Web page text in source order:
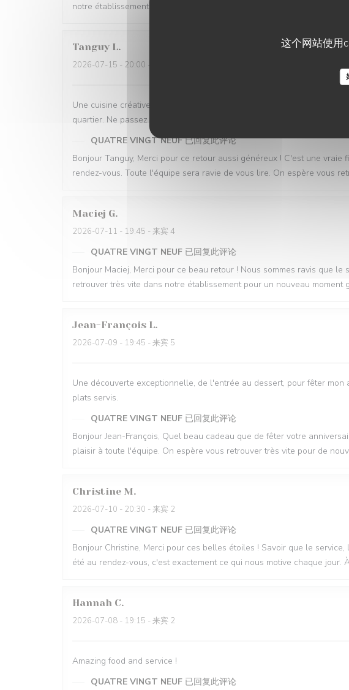
这个网站使用
notre établissement. On espère vous revoir très vite ! QVN Team
Tanguy L
2026-07-15 - 20:00 - 来宾 4
Une cuisine créative et inspirée, un service qui mêle gentillesse et
quartier. Ne passez pas à côté !
QUATRE VINGT NEUF 已回复此评论
Bonjour Tanguy, Merci pour ce retour aussi généreux ! C'est une
rendez-vous. Toute l'équipe sera ravie de vous lire. On espère vous
Maciej G
2026-07-11 - 19:45 - 来宾 4
QUATRE VINGT NEUF 已回复此评论
Bonjour Maciej, Merci pour ce beau retour ! Nous sommes ravis que
retrouver très vite dans notre établissement pour un nouveau moment
Jean-François L
2026-07-09 - 19:45 - 来宾 5
Une découverte exceptionnelle, de l'entrée au dessert, pour fêter
plats servis.
QUATRE VINGT NEUF 已回复此评论
Bonjour Jean-François, Quel beau cadeau que de fêter votre
plaisir à toute l'équipe. On espère vous retrouver très vite pour de
Christine M
2026-07-10 - 20:30 - 来宾 2
QUATRE VINGT NEUF 已回复此评论
Bonjour Christine, Merci pour ces belles étoiles ! Savoir que le
été au rendez-vous, c'est exactement ce qui nous motive chaque jour.
Hannah C
2026-07-08 - 19:15 - 来宾 2
Amazing food and service !
QUATRE VINGT NEUF 已回复此评论